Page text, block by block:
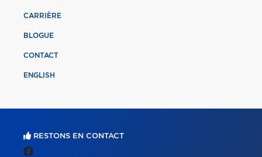
CARRIÈRE
BLOGUE
CONTACT
ENGLISH
RESTONS EN CONTACT